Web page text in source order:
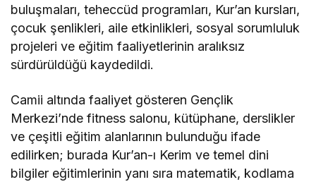
buluşmaları, teheccüd programları, Kur’an kursları,
çocuk şenlikleri, aile etkinlikleri, sosyal sorumluluk
projeleri ve eğitim faaliyetlerinin aralıksız
sürdürüldüğü kaydedildi.
Camii altında faaliyet gösteren Gençlik
Merkezi’nde fitness salonu, kütüphane, derslikler
ve çeşitli eğitim alanlarının bulunduğu ifade
edilirken; burada Kur’an-ı Kerim ve temel dini
bilgiler eğitimlerinin yanı sıra matematik, kodlama